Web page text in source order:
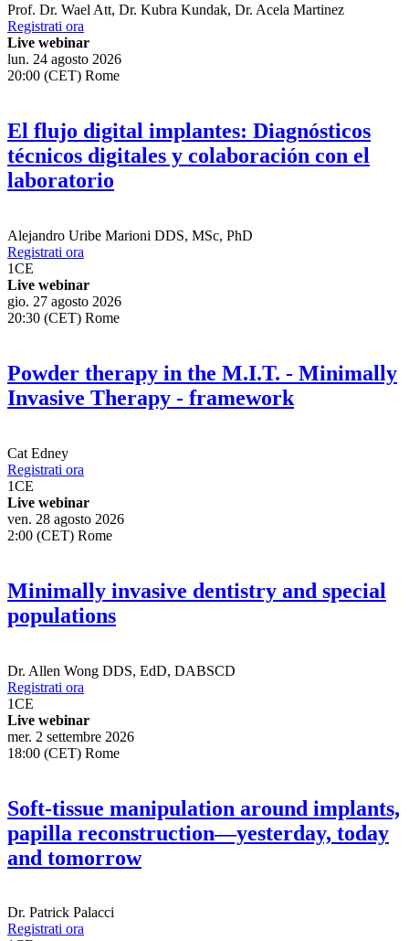
Prof. Dr. Wael Att, Dr. Kubra Kundak, Dr. Acela Martinez
Registrati ora
Live webinar
lun. 24 agosto 2026
20:00 (CET) Rome
El flujo digital implantes: Diagnósticos
técnicos digitales y colaboración con el
laboratorio
Alejandro Uribe Marioni DDS, MSc, PhD
Registrati ora
1CE
Live webinar
gio. 27 agosto 2026
20:30 (CET) Rome
Powder therapy in the M.I.T. - Minimally
Invasive Therapy - framework
Cat Edney
Registrati ora
1CE
Live webinar
ven. 28 agosto 2026
2:00 (CET) Rome
Minimally invasive dentistry and special
populations
Dr. Allen Wong DDS, EdD, DABSCD
Registrati ora
1CE
Live webinar
mer. 2 settembre 2026
18:00 (CET) Rome
Soft-tissue manipulation around implants,
papilla reconstruction—yesterday, today
and tomorrow
Dr. Patrick Palacci
Registrati ora